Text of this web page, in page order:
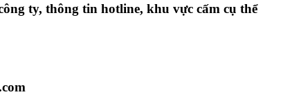
ty, thông tin hotline, khu vực cấm cụ thể